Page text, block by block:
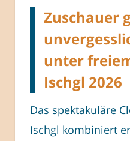
Zuschauer
unter
Ischgl 2026
Das spektakuläre
Ischgl kombiniert